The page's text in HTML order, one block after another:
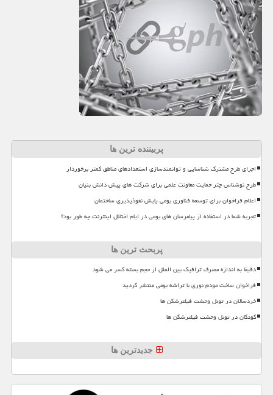
پربیننده ترین ها
اجرای طرح مشترک شناسایی و توانمندسازی استعدادهای مناطق کمتر برخوردار
طرح نوشناس چتر حمایت معاونت علمی برای شرکت های پیش دانش بنیان
اعلام فراخوان برای توسعه فناوری بومی پایش نفوذپذیری ساختمان
تجربه شما در استفاده از پیامرسان های بومی در ایام اختلال اینترنت چه طور بود؟
پربحث ترین ها
دقیقا به اندازه مصرف ترافیک بین الملل از حجم بسته کسر می شود
فراخوان ساخت مودم نوری با تراشه بومی منتشر گردید
خردسالان در تونل وحشت فیلترشکن ها
کودکان در تونل وحشت فیلترشکن ها
جدیدترین ها